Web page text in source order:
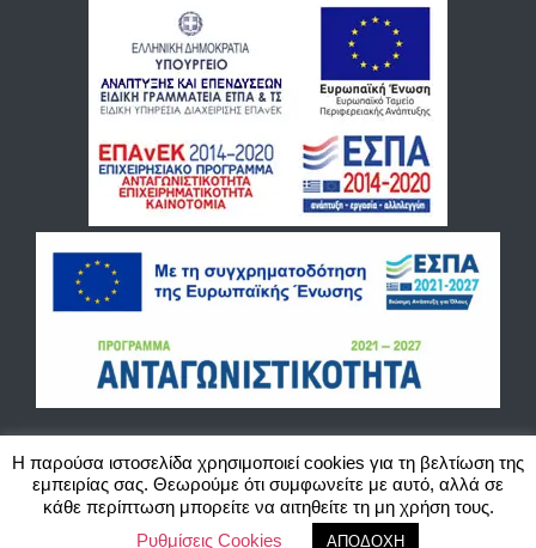
©2020 Blackbird Cash and Carry O.E. Χονδρικό εμπόριο παιχνιδιών, ζαχαρωδών και
ειδών περιπτέρου. Website created by Actlogic.
Η παρούσα ιστοσελίδα χρησιμοποιεί cookies για τη βελτίωση της
εμπειρίας σας. Θεωρούμε ότι συμφωνείτε με αυτό, αλλά σε
κάθε περίπτωση μπορείτε να αιτηθείτε τη μη χρήση τους.
Ρυθμίσεις Cookies
ΑΠΟΔΟΧΗ